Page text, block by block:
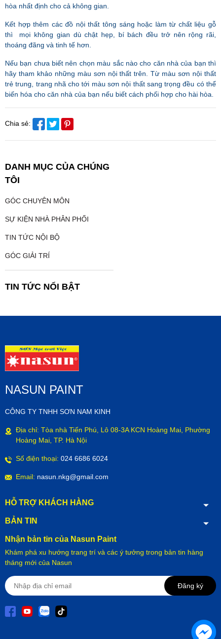
hòa nhất định cho cả không gian.
Kết hợp thêm các đồ nội thất tông sáng hoặc làm từ chất liệu gỗ
thì mọi không gian dù chật hẹp, bí bách đều trở nên rộng rãi,
thoáng đãng và tinh tế hơn.
Nếu bạn chưa biết nên chọn màu sắc nào cho căn nhà của bạn thì
hãy tham khảo những màu sơn nội thất trên. Từ màu sơn nội thất
trẻ trung, trang nhã cho tới màu sơn nội thất sang trọng đều có thể
biến hóa cho căn nhà của bạn nếu biết cách phối hợp cho hài hòa.
Chia sẻ:
DANH MỤC CỦA CHÚNG
TÔI
GÓC CHUYÊN MÔN
SỰ KIỆN NHÀ PHÂN PHỐI
TIN TỨC NỘI BỘ
GÓC GIẢI TRÍ
TIN TỨC NỔI BẬT
NASUN PAINT
CÔNG TY TNHH SƠN NAM KINH
Địa chỉ: Tòa nhà Tiến Phú, Lô 08-3A KCN Hoàng Mai, Phường
Hoàng Mai, TP. Hà Nội
Số điện thoại: 024 6686 6024
Email: nasun.nkg@gmail.com
HỖ TRỢ KHÁCH HÀNG
BẢN TIN
Nhận bản tin của Nasun Paint
Khám phá xu hướng trang trí và các ý tưởng trong bản tin hàng
tháng mới của Nasun
Đăng ký